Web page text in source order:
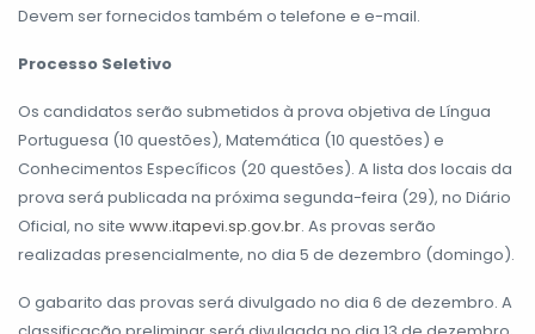
Devem ser fornecidos também o telefone e e-mail.
Processo Seletivo
Os candidatos serão submetidos à prova objetiva de Língua
Portuguesa (10 questões), Matemática (10 questões) e
Conhecimentos Específicos (20 questões). A lista dos locais da
prova será publicada na próxima segunda-feira (29), no Diário
Oficial, no site www.itapevi.sp.gov.br. As provas serão
realizadas presencialmente, no dia 5 de dezembro (domingo).
O gabarito das provas será divulgado no dia 6 de dezembro. A